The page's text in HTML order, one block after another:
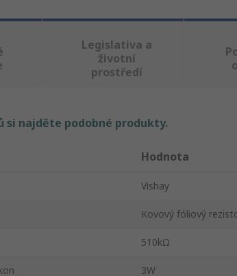
Legislativa a
životní
prostředí
si najděte podobné produkty.
Hodnota
Vishay
Kovový fóliový
510kΩ
3W